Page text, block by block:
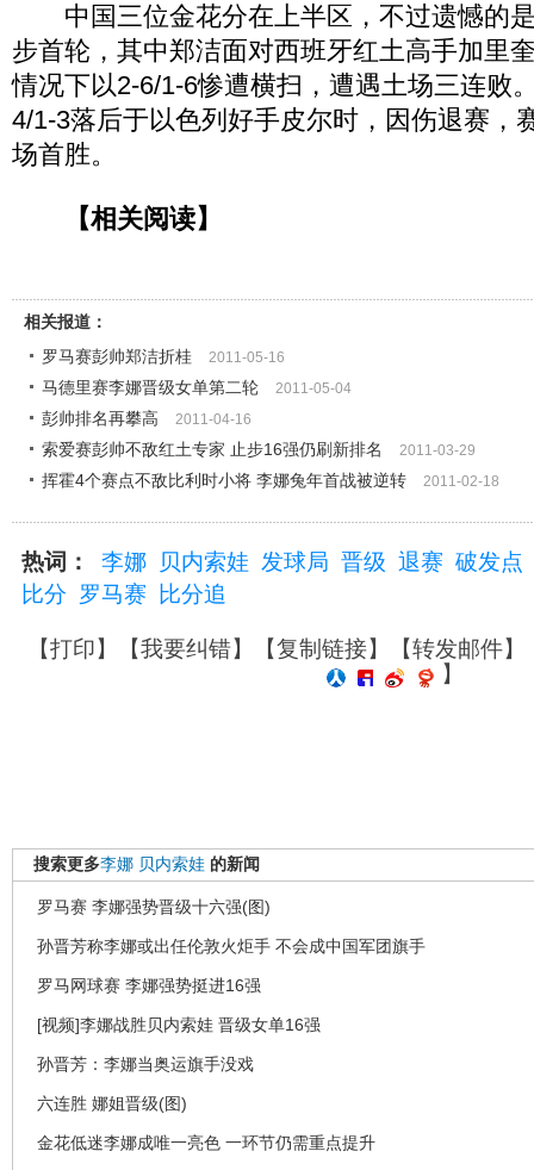
中国三位金花分在上半区，不过遗憾的
步首轮，其中郑洁面对西班牙红土高手加里
情况下以2-6/1-6惨遭横扫，遭遇土场三连败
4/1-3落后于以色列好手皮尔时，因伤退赛，
场首胜。
【相关阅读】
相关报道：
罗马赛彭帅郑洁折桂
2011-05-16
马德里赛李娜晋级女单第二轮 2011-05-04
彭帅排名再攀高 2011-04-16
索爱赛彭帅不敌红土专家 止步16强仍刷新排名 2011-03-29
挥霍4个赛点不敌比利时小将 李娜兔年首战被逆转 2011-02-18
热词： 李娜 贝内索娃 发球局 晋级 退赛 破发点
比分 罗马赛 比分追
【打印】【我要纠错】【复制链接】【转发邮件】
】
搜索更多李娜 贝内索娃 的新闻
罗马赛 李娜强势晋级十六强(图)
孙晋芳称李娜或出任伦敦火炬手 不会成中国军团旗手
罗马网球赛 李娜强势挺进16强
[视频]李娜战胜贝内索娃 晋级女单16强
孙晋芳：李娜当奥运旗手没戏
六连胜 娜姐晋级(图)
金花低迷李娜成唯一亮色 一环节仍需重点提升